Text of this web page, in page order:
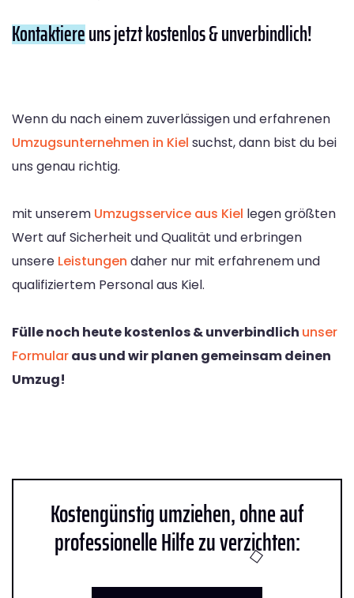
Kontaktiereuns jetzt kostenlos & unverbindlich!
Wenn du nach einem zuverlässigen und erfahrenen
Umzugsunternehmen in Kiel suchst, dann bist du bei
uns genau richtig.
mit unserem Umzugsservice aus Kiel legen größten
Wert auf Sicherheit und Qualität und erbringen
unsere Leistungen daher nur mit erfahrenem und
qualifiziertem Personal aus Kiel.
Fülle noch heute kostenlos & unverbindlich unser
Formularaus und wir planen gemeinsam deinen
Umzug!
Kostengünstig umziehen, ohne auf
professionelle Hilfe zu verzichten: